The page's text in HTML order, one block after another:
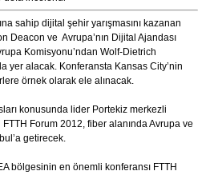
sahip dijital şehir yarışmasını kazanan
Deacon ve Avrupa’nın Dijital Ajandası
Komisyonu’ndan Wolf-Dietrich
yer alacak. Konferansta Kansas City’nin
örnek olarak ele alınacak.
konusunda lider Portekiz merkezli
Forum 2012, fiber alanında Avrupa ve
getirecek.
bölgesinin en önemli konferansı FTTH